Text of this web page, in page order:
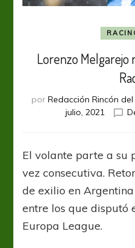
Lorenzo
por Redacción Rincón
julio, 2021
El volante parte a su
vez consecutiva.
de exilio en
entre los que disputó
Europa League.